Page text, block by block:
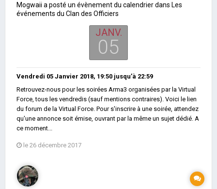
Mogwaii a posté un évènement du calendrier dans Les
événements du Clan des Officiers
JANV.
05
Vendredi 05 Janvier 2018, 19:50 jusqu’à 22:59
Retrouvez-nous pour les soirées Arma3 organisées par la Virtual
Force, tous les vendredis (sauf mentions contraires). Voici le lien
du forum de la Virtual Force. Pour s'inscrire à une soirée, attendez
qu'une annonce soit émise, ouvrant par la même un sujet dédié. A
ce moment...
le 26 décembre 2017